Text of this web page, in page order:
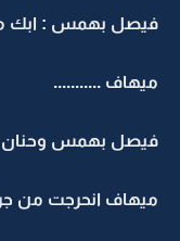
فيصل بهمس : ابك
ميهاف ...........
فيصل بهمس وحنان :
ميهاف انحرجت من